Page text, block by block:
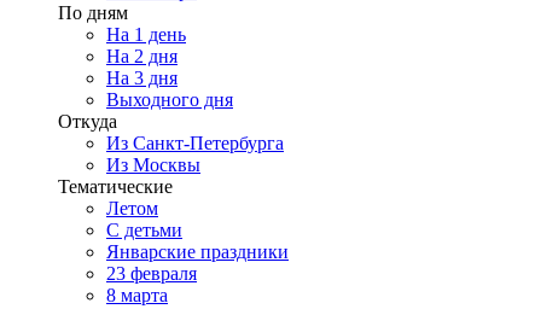
По дням
На 1 день
На 2 дня
На 3 дня
Выходного дня
Откуда
Из Санкт-Петербурга
Из Москвы
Тематические
Летом
С детьми
Январские праздники
23 февраля
8 марта